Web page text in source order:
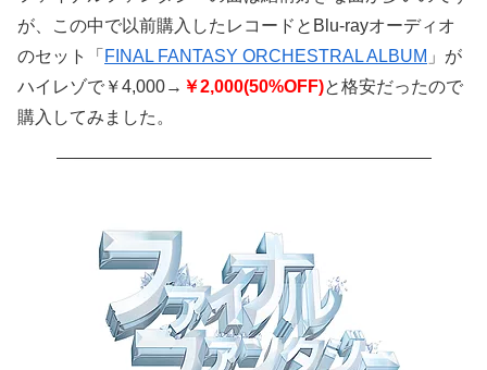
が、この中で以前購入したレコードとBlu-rayオーディオ
のセット「 FINAL FANTASY ORCHESTRAL ALBUM 」が
ハイレゾで￥4,000→ ￥2,000(50%OFF)と格安だったので
購入してみました。